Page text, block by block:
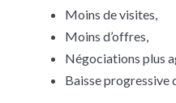
Moins de visites,
Moins d’offres,
Négociations plus
Baisse progressive